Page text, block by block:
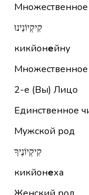
Множественное
קִיקְיוֹנֵינוּ
кикйонейну
Множественное
2-е (Вы) Лицо
Единственное
Мужской род
קִיקְיוֹנֶיךָ
кикйонеха